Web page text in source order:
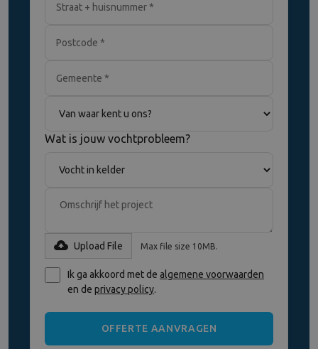
Wat is jouw vochtprobleem?
Upload File Max file size 10MB.
Ik ga akkoord met de algemene voorwaarden
en de privacy policy.